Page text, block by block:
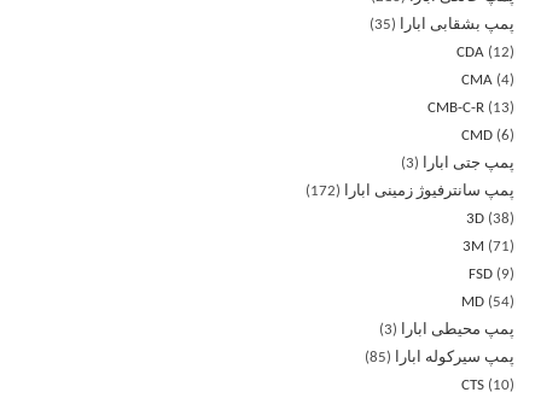
پمپ بشقابی ابارا
35
CDA
12
CMA 4
CMB-C-R
13
CMD 6
پمپ جتی ابارا
3
پمپ سانترفیوژ زمینی ابارا
172
3D 38
3M
71
FSD
9
MD
54
پمپ محیطی ابارا
3
پمپ سیرکوله ابارا
85
CTS
10